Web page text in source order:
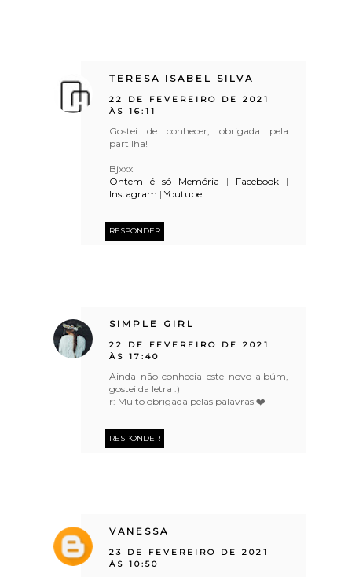
TERESA ISABEL SILVA
22 DE FEVEREIRO DE 2021
ÀS 16:11
Gostei de conhecer, obrigada pela
partilha!
Bjxxx
Ontem é só Memória | Facebook |
Instagram |Youtube
RESPONDER
SIMPLE GIRL
22 DE FEVEREIRO DE 2021
ÀS 17:40
Ainda não conhecia este novo albúm,
gostei da letra :)
r: Muito obrigada pelas palavras ❤️
RESPONDER
VANESSA
23 DE FEVEREIRO DE 2021
ÀS 10:50